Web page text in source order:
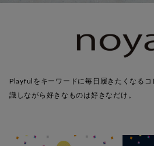
Playfulをキーワードに毎日履きたくなる
識しながら好きなものは好きなだけ。